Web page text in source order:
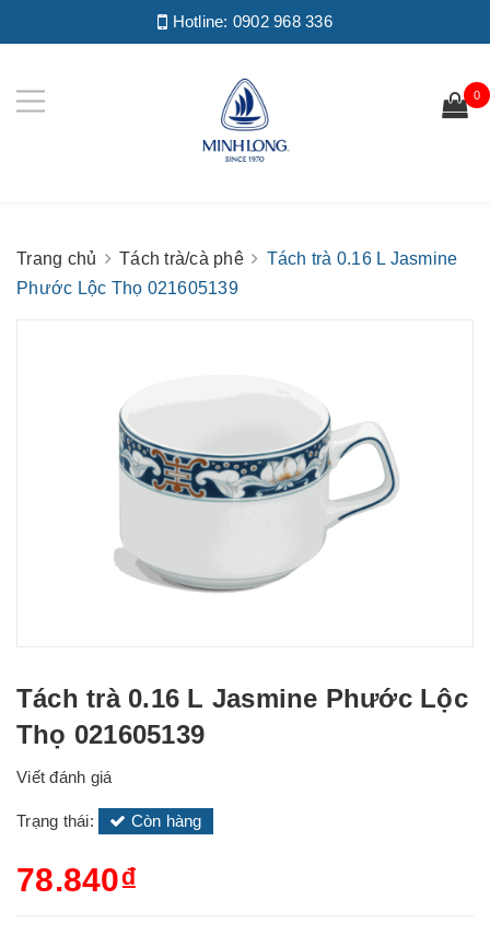
Hotline: 0902 968 336
0
Trang chủ Tách trà/cà phê
Tách trà 0.16 L Jasmine
Phước Lộc Thọ 021605139
Tách trà 0.16 L Jasmine Phước Lộc
Thọ 021605139
Viết đánh giá
Trạng thái: Còn hàng
78.840₫